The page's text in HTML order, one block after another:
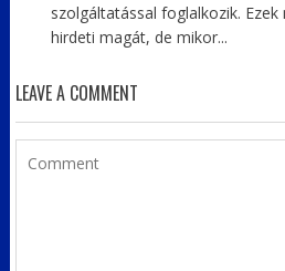
szolgáltatással foglalkozik.
hirdeti magát, de mikor...
LEAVE A COMMENT